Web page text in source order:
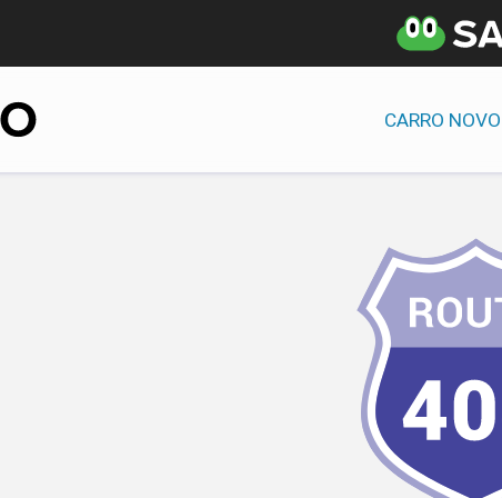
CARRO NOVO